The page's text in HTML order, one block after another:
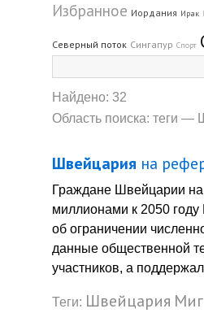
Избранное Иордания Ирак
Северный поток Сингапур Спорт
Найдено: 32
Область поиска: теги —
Швейцария на
Граждане Швейцарии на
миллионами к 2050
об ограничении
данные общественной
участников, а
Теги: Швейцария